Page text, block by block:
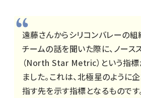
遠藤さんからシリコンバレーの組
チームの話を聞いた際に、ノース
（North Star Metric）という指
ました。これは、北極星のように
指す先を示す指標となるものです